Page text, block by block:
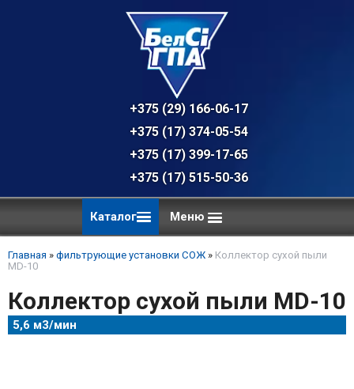
+375 (29) 166-06-17 - техническая
+375 (17) 374-05-54 - общий отдел,
+375 (17) 399-17-65
+375 (17) 515-50-36
Каталог Меню
Главная » фильтрующие установки СОЖ » Коллектор сухой пыли
MD-10
Коллектор сухой пыли MD-10
5,6 м3/мин